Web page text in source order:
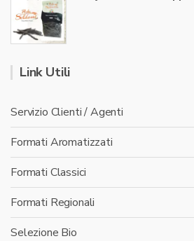
Link Utili
Servizio Clienti / Agenti
Formati Aromatizzati
Formati Classici
Formati Regionali
Selezione Bio